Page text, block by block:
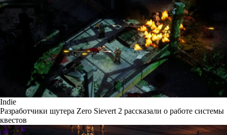
Indie
Разработчики шутера Zero Sievert 2 рассказали о работе системы
квестов